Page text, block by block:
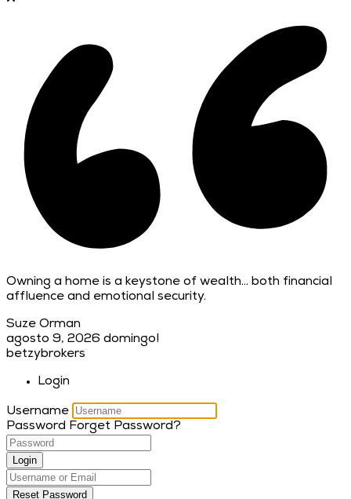
Owning a home is a keystone of wealth… both financial
affluence and emotional security.
Suze Orman
agosto 9, 2026 domingo!
betzybrokers
Login
Username
Password Forget Password?
Login
Reset Password